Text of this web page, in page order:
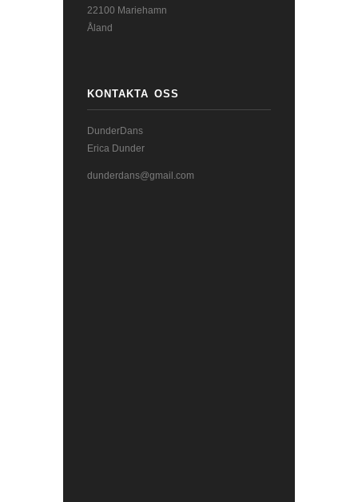
22100 Mariehamn
Åland
KONTAKTA OSS
DunderDans
Erica Dunder
dunderdans@gmail.com